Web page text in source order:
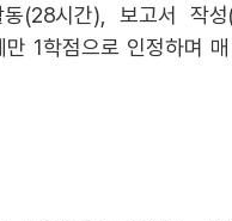
(28시간), 보고서 작
1학점으로 인정하며